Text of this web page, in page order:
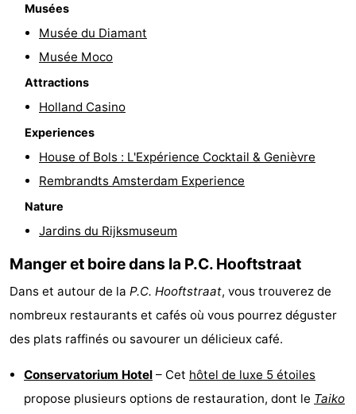
Musées
Musée du Diamant
Musée Moco
Attractions
Holland Casino
Experiences
House of Bols : L'Expérience Cocktail & Genièvre
Rembrandts Amsterdam Experience
Nature
Jardins du Rijksmuseum
Manger et boire dans la P.C. Hooftstraat
Dans et autour de la P.C. Hooftstraat, vous trouverez de
nombreux restaurants et cafés où vous pourrez déguster
des plats raffinés ou savourer un délicieux café.
Conservatorium Hotel – Cet hôtel de luxe 5 étoiles
propose plusieurs options de restauration, dont le Taiko